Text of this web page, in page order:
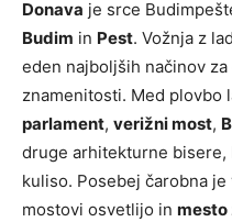
Donava je srce
Budim in Pest. Vožnja z
eden najboljših načinov
znamenitosti. Med plovbo
parlament, verižni most,
druge arhitekturne
kuliso. Posebej čarobna
mostovi osvetlijo in mesto